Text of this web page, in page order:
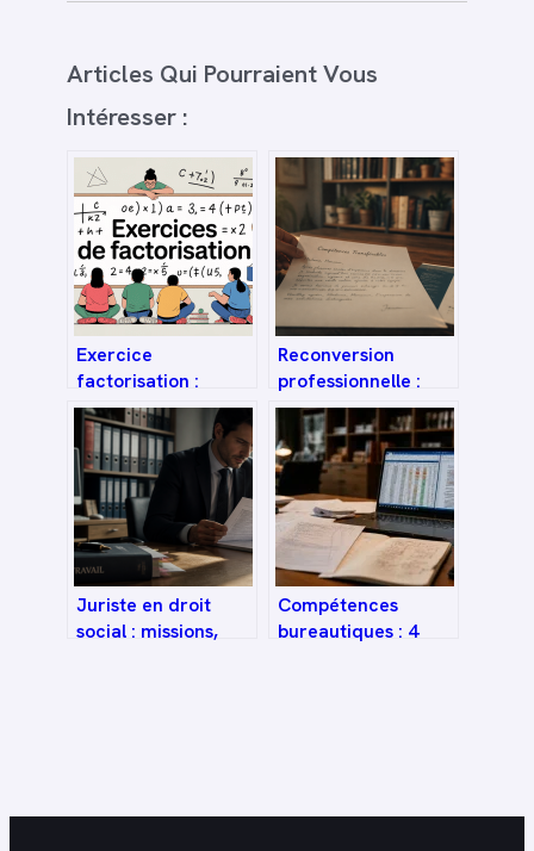
Articles Qui Pourraient Vous
Intéresser :
Exercice
factorisation :
méthodes, exemples
et astuces pour
progresser
Reconversion
professionnelle :
comment rédiger
une lettre de
motivation
convaincante sans
expérience directe
Juriste en droit
social : missions,
Compétences
bureautiques : 4